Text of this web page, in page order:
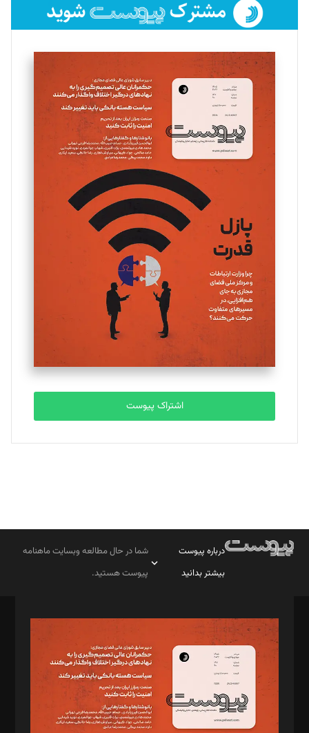
اشتراک پیوست
درباره پیوست
بیشتر بدانید
شما در حال مطالعه وبسایت ماهنامه
پیوست هستید.
مدیر مسئول: محمدباقر اثنی‌عشری
سردبیر: مهرک محمودی
دبیر تحریریه: میثم قاسمی
د‌بیر ناداستان: سمانه سمیع
د‌بیر خدمت و تجارت: ابوالفضل رجبی
د‌بیر حقوق فناوری: حسام‌الدین ایپکچی